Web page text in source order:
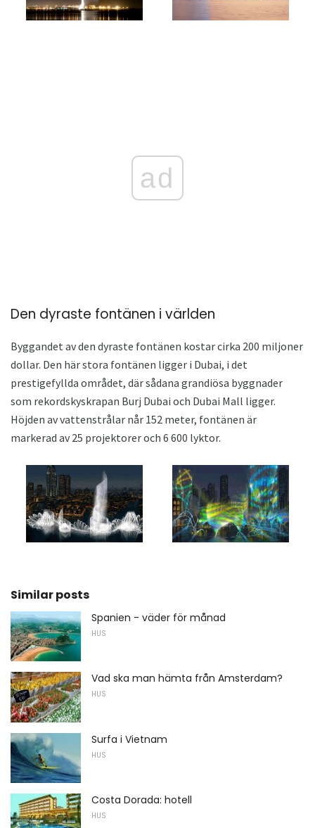
ad
Den dyraste fontänen i världen
Byggandet av den dyraste fontänen kostar cirka 200 miljoner
dollar. Den här stora fontänen ligger i Dubai, i det
prestigefyllda området, där sådana grandiösa byggnader
som rekordskyskrapan Burj Dubai och Dubai Mall ligger.
Höjden av vattenstrålar når 152 meter, fontänen är
markerad av 25 projektorer och 6 600 lyktor.
Similar posts
Spanien - väder för månad
HUS
Vad ska man hämta från Amsterdam?
HUS
Surfa i Vietnam
HUS
Costa Dorada: hotell
HUS